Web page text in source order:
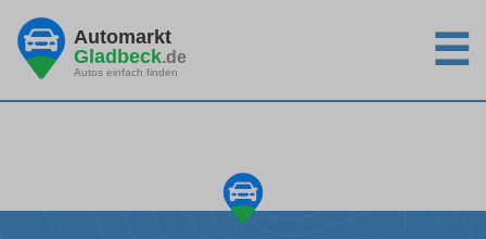
Automarkt
Gladbeck.de
Autos einfach finden ☰